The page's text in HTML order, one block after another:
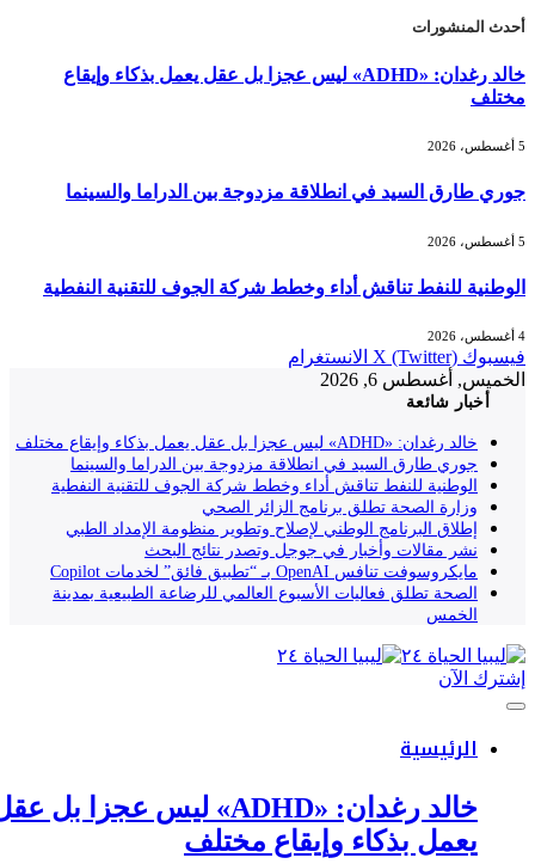
أحدث المنشورات
خالد رغدان: «ADHD» ليس عجزا بل عقل يعمل بذكاء وإيقاع
مختلف
جوري طارق السيد في انطلاقة مزدوجة بين الدراما والسينما
الوطنية للنفط تناقش أداء وخطط شركة الجوف للتقنية النفطية
فيسبوك X (Twitter) الانستغرام
الخميس, أغسطس 6, 2026
أخبار شائعة
خالد رغدان: «ADHD» ليس عجزا بل عقل يعمل بذكاء وإيقاع مختلف
جوري طارق السيد في انطلاقة مزدوجة بين الدراما والسينما
الوطنية للنفط تناقش أداء وخطط شركة الجوف للتقنية النفطية
وزارة الصحة تطلق برنامج الزائر الصحي
إطلاق البرنامج الوطني لإصلاح وتطوير منظومة الإمداد الطبي
نشر مقالات وأخبار في جوجل وتصدر نتائج البحث
مايكروسوفت تنافس OpenAI بـ “تطبيق فائق” لخدمات Copilot
الصحة تطلق فعاليات الأسبوع العالمي للرضاعة الطبيعية بمدينة
الخمس
إشترك الآن
الرئيسية
خالد رغدان: «ADHD» ليس عجزا بل عقل
يعمل بذكاء وإيقاع مختلف